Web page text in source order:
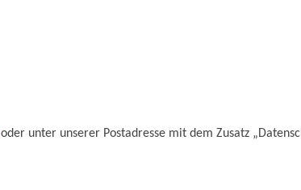
oder unter unserer Postadresse mit dem Zusatz